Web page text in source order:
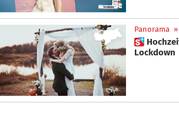
Panorama »
 Hochzeitsglocken im
Lockdown